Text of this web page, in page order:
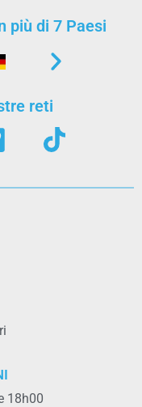
più di 7 Paesi
reti
18h00